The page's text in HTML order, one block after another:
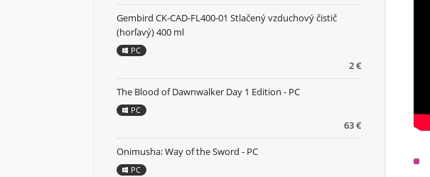
2 €
Gembird CK-CAD-FL400-01 Stlačený vzduchový čistič
(horľavý) 400 ml
PC
63 €
The Blood of Dawnwalker Day 1 Edition - PC
PC
Onimusha: Way of the Sword - PC
PC